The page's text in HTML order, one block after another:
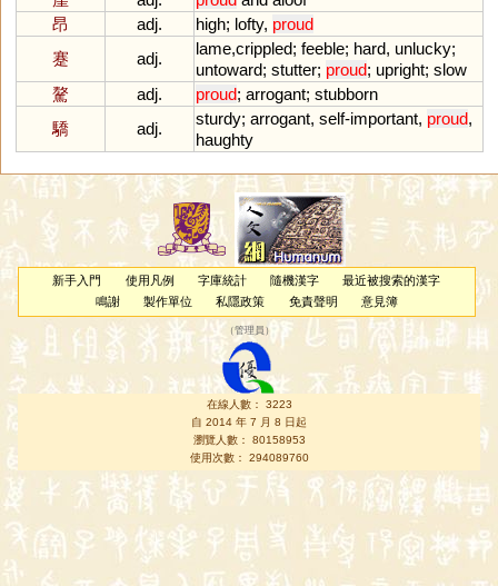
昂
adj. high; lofty, proud
蹇
adj.
lame,crippled; feeble; hard, unlucky;
untoward; stutter; proud; upright; slow
驁
adj. proud; arrogant; stubborn
驕
adj.
sturdy; arrogant, self-important, proud,
haughty
新手入門 使用凡例 字庫統計 隨機漢字
最近被搜索的漢字
鳴謝
製作單位 私隱政策 免責聲明 意見簿
（管理員 ）
在線人數： 3223
自 2014 年 7 月 8 日起
瀏覽人數： 80158953
使用次數： 294089760